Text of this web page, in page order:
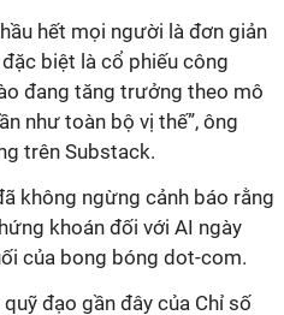
hết mọi người là đơn giản
biệt là cổ phiếu công
đang tăng trưởng theo mô
như toàn bộ vị thế”, ông
trên Substack.
không ngừng cảnh báo rằng
khoán đối với AI ngày
của bong bóng dot-com.
đạo gần đây của Chỉ số